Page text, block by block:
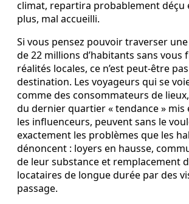
climat, repartira probablement déçu
plus, mal accueilli.
Si vous pensez pouvoir traverser
de 22 millions d’habitants sans vous
réalités locales, ce n’est peut-être
destination. Les voyageurs qui se
comme des consommateurs de
du dernier quartier « tendance » mis
les influenceurs, peuvent sans le
exactement les problèmes que les
dénoncent : loyers en hausse,
de leur substance et remplacement
locataires de longue durée par des
passage.